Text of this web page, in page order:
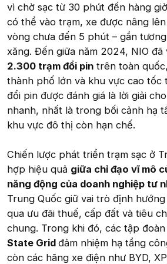
vì chờ sạc từ 30 phút đến hàng
có thể vào trạm, xe được nâng
vòng chưa đến 5 phút – gần
xăng. Đến giữa năm 2024, NIO đã
2.300 trạm đổi pin trên toàn
thành phố lớn và khu vực cao tốc
đổi pin được đánh giá là lời giải
nhanh, nhất là trong bối cảnh hạ
khu vực đô thị còn hạn chế.
Chiến lược phát triển trạm sạc ở
hợp hiệu quả giữa chỉ đạo vĩ mô
năng động của doanh nghiệp tư
Trung Quốc giữ vai trò định
qua ưu đãi thuế, cấp đất và tiêu
chung. Trong khi đó, các tập
State Grid đảm nhiệm hạ tầng
còn các hãng xe điện như BYD,